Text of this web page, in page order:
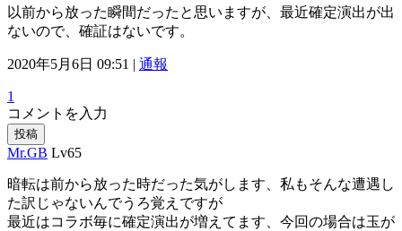
以前から放った瞬間だったと思いますが、最近確定演出が出
ないので、確証はないです。
2020年5月6日 09:51 | 通報
1
コメントを入力
投稿
Mr.GB Lv65
暗転は前から放った時だった気がします、私もそんな遭遇し
た訳じゃないんでうろ覚えですが
最近はコラボ毎に確定演出が増えてます、今回の場合は玉が